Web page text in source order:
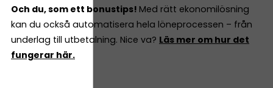
Och du, som ett bonustips! Med rätt ekonomilösning
kan du också automatisera hela löneprocessen – från
underlag till utbetalning. Nice va? Läs mer om hur det
fungerar här.